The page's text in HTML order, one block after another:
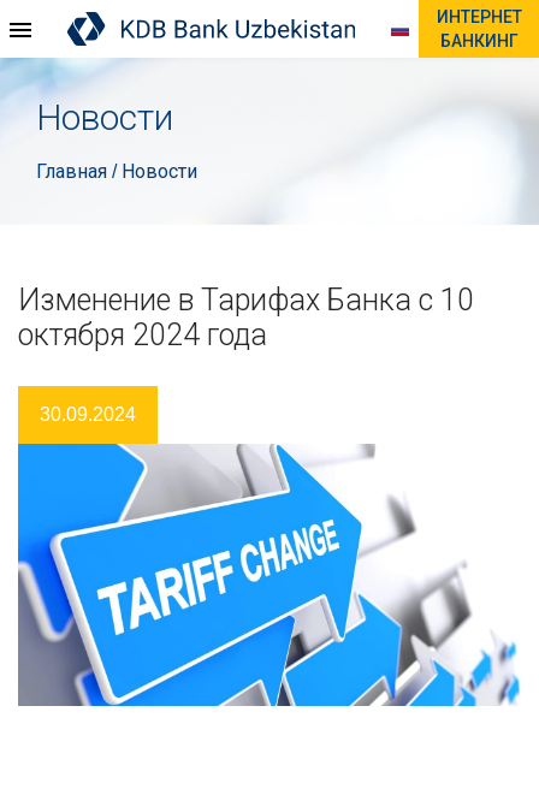
ИНТЕРНЕТ
БАНКИНГ
Новости
Главная / Новости
Изменение в Тарифах Банка с 10
октября 2024 года
30.09.2024